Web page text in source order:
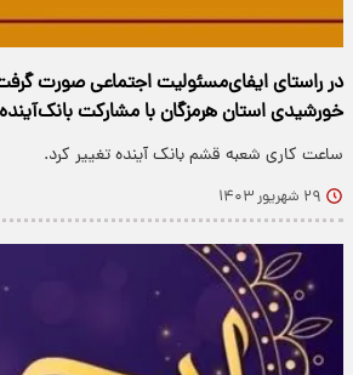
در راستای ایفای‌مسئولیت اجتماعی صورت گرفت؛
خورشیدی استان هرمزگان با مشارکت بانک‌آینده
ساعت کاری شعبه قشم بانک آینده تغییر کرد.
۲۹ شهریور ۱۴۰۳